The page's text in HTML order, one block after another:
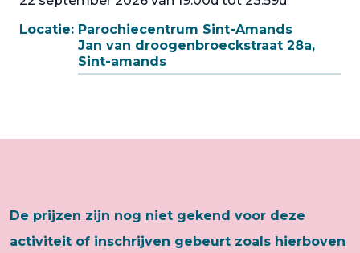
Locatie: Parochiecentrum Sint-Amands
Jan van droogenbroeckstraat 28a,
Sint-amands
De prijzen zijn nog niet gekend voor deze
activiteit of inschrijven gebeurt zoals hierboven